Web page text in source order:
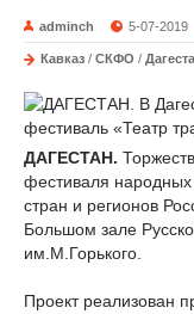
adminch 5-07-2019
Кавказ / СКФО /
ДАГЕСТАН.
фестиваля народных
стран и регионов
Большом зале
им.М.Горького.
Проект реализован